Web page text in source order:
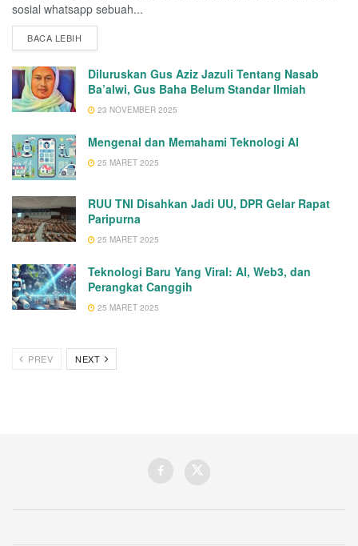
sosial whatsapp sebuah...
BACA LEBIH
Diluruskan Gus Aziz Jazuli Tentang Nasab
Ba’alwi, Gus Baha Belum Standar Ilmiah
23 NOVEMBER 2025
Mengenal dan Memahami Teknologi AI
25 MARET 2025
RUU TNI Disahkan Jadi UU, DPR Gelar Rapat
Paripurna
25 MARET 2025
Teknologi Baru Yang Viral: AI, Web3, dan
Perangkat Canggih
25 MARET 2025
PREV NEXT